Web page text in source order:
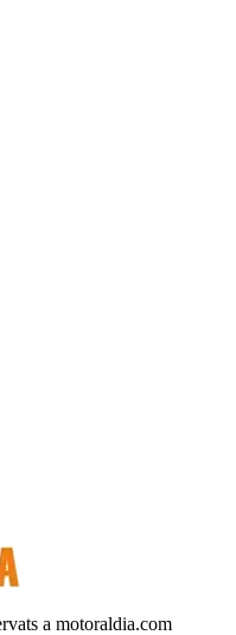
a motoraldia.com